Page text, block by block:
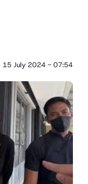
15 July 2024 - 07:54